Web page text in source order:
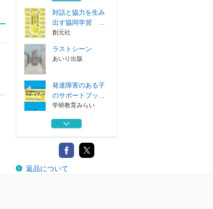
対話と協力を生み
出す協同学習 ...
創元社
ラストシーン
あいり出版
発達障害のある子
のサポートブッ...
学研教育みらい
障がいのある子の
ミネルヴァ書房
こぼれ落ちる子を
つくらない「聴...
返品について